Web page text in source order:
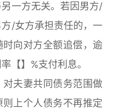
一方无关。若因男方/
/女方承担责任的，一
向对方全额追偿，逾
【】%支付利息。
夫妻共同债务范围做
上个人债务不再推定